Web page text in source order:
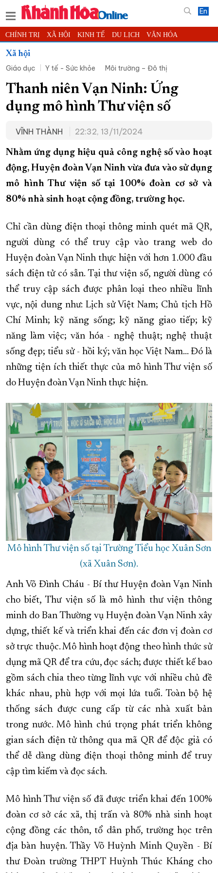
En
CHÍNH TRỊ XÃ HỘI KINH TẾ DU LỊCH VĂN HÓA
THỂ THAO
KHOA HỌC - CÔNG NGHỆ PHÁP LUẬT BẠN ĐỌC
THẾ GIỚI MULTIMEDIA VIDEO ĐỌC BÁO ONLINE
PODCAST THÔNG TIN - QUẢNG CÁO
TRƯỜNG SA BIỂN ĐẢO QUÊ HƯƠNG
CHUNG TAY CẢI CÁCH HÀNH CHÍNH
XÂY DỰNG NÔNG THÔN MỚI LỊCH CẮT ĐIỆN
TÀU - XE - MÁY BAY
KỶ NIỆM 370 NĂM XÂY DỰNG VÀ PHÁT TRIỂN TỈNH KHÁNH HÒA
XÂY DỰNG KHÁNH HÒA TRỞ THÀNH THÀNH PHỐ TRỰC THUỘC
Xã hội
Giáo dục
Y tế - Sức khỏe Môi trường – Đô thị
Thanh niên Vạn Ninh: Ứng
dụng mô hình Thư viện số
VĨNH THÀNH 22:32, 13/11/2024
Nhằm ứng dụng hiệu quả công nghệ số vào hoạt
động, Huyện đoàn Vạn Ninh vừa đưa vào sử dụng
mô hình Thư viện số tại 100% đoàn cơ sở và
80% nhà sinh hoạt cộng đồng, trường học.
Chỉ cần dùng điện thoại thông minh quét mã QR,
người dùng có thể truy cập vào trang web do
Huyện đoàn Vạn Ninh thực hiện với hơn 1.000 đầu
sách điện tử có sẵn. Tại thư viện số, người dùng có
thể truy cập sách được phân loại theo nhiều lĩnh
vực, nội dung như: Lịch sử Việt Nam; Chủ tịch Hồ
Chí Minh; kỹ năng sống; kỹ năng giao tiếp; kỹ
năng làm việc; văn hóa - nghệ thuật; nghệ thuật
sống đẹp; tiểu sử - hồi ký; văn học Việt Nam... Đó là
những tiện ích thiết thực của mô hình Thư viện số
do Huyện đoàn Vạn Ninh thực hiện.
Mô hình Thư viện số tại Trường Tiểu học Xuân Sơn
(xã Xuân Sơn).
Anh Võ Đình Cháu - Bí thư Huyện đoàn Vạn Ninh
cho biết, Thư viện số là mô hình thư viện thông
minh do Ban Thường vụ Huyện đoàn Vạn Ninh xây
dựng, thiết kế và triển khai đến các đơn vị đoàn cơ
sở trực thuộc. Mô hình hoạt động theo hình thức sử
dụng mã QR để tra cứu, đọc sách; được thiết kế bao
gồm sách chia theo từng lĩnh vực với nhiều chủ đề
khác nhau, phù hợp với mọi lứa tuổi. Toàn bộ hệ
thống sách được cung cấp từ các nhà xuất bản
trong nước. Mô hình chú trọng phát triển không
gian sách điện tử thông qua mã QR để độc giả có
thể dễ dàng dùng điện thoại thông minh để truy
cập tìm kiếm và đọc sách.
Mô hình Thư viện số đã được triển khai đến 100%
đoàn cơ sở các xã, thị trấn và 80% nhà sinh hoạt
cộng đồng các thôn, tổ dân phố, trường học trên
địa bàn huyện. Thầy Võ Huỳnh Minh Quyền - Bí
thư Đoàn trường THPT Huỳnh Thúc Kháng cho